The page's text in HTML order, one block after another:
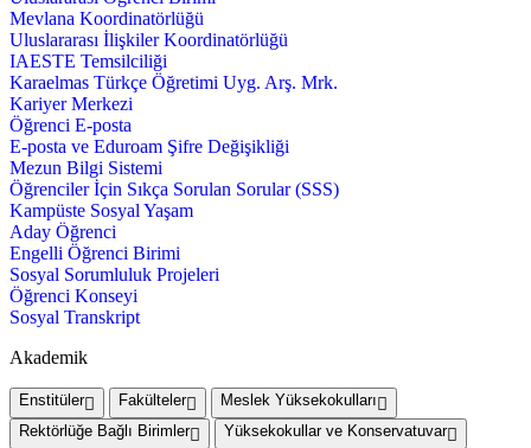
Mevlana Koordinatörlüğü
Uluslararası İlişkiler Koordinatörlüğü
IAESTE Temsilciliği
Karaelmas Türkçe Öğretimi Uyg. Arş. Mrk.
Kariyer Merkezi
Öğrenci E-posta
E-posta ve Eduroam Şifre Değişikliği
Mezun Bilgi Sistemi
Öğrenciler İçin Sıkça Sorulan Sorular (SSS)
Kampüste Sosyal Yaşam
Aday Öğrenci
Engelli Öğrenci Birimi
Sosyal Sorumluluk Projeleri
Öğrenci Konseyi
Sosyal Transkript
Akademik
Enstitüler Fakülteler
Meslek Yüksekokulları
Rektörlüğe Bağlı Birimler
Yüksekokullar ve Konservatuvar